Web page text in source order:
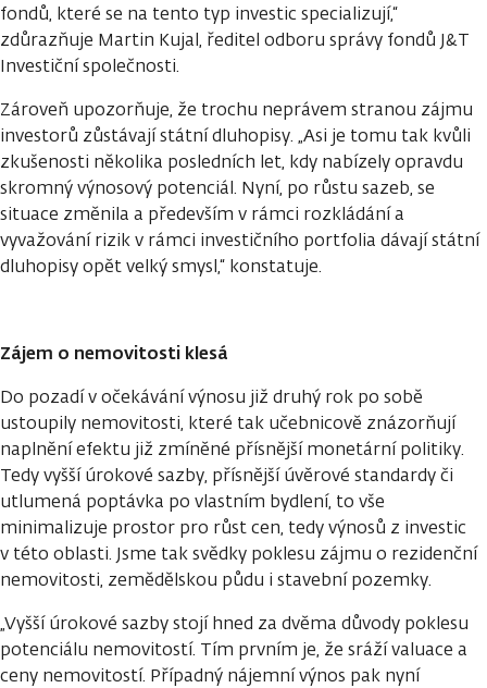
fondů, které se na tento typ investic specializují,“
zdůrazňuje Martin Kujal, ředitel odboru správy fondů J&T
Investiční společnosti.
Zároveň upozorňuje, že trochu neprávem stranou zájmu
investorů zůstávají státní dluhopisy. „Asi je tomu tak kvůli
zkušenosti několika posledních let, kdy nabízely opravdu
skromný výnosový potenciál. Nyní, po růstu sazeb, se
situace změnila a především v rámci rozkládání a
vyvažování rizik v rámci investičního portfolia dávají státní
dluhopisy opět velký smysl,“ konstatuje.
Zájem o nemovitosti klesá
Do pozadí v očekávání výnosu již druhý rok po sobě
ustoupily nemovitosti, které tak učebnicově znázorňují
naplnění efektu již zmíněné přísnější monetární politiky.
Tedy vyšší úrokové sazby, přísnější úvěrové standardy či
utlumená poptávka po vlastním bydlení, to vše
minimalizuje prostor pro růst cen, tedy výnosů z investic
v této oblasti. Jsme tak svědky poklesu zájmu o rezidenční
nemovitosti, zemědělskou půdu i stavební pozemky.
„Vyšší úrokové sazby stojí hned za dvěma důvody poklesu
potenciálu nemovitostí. Tím prvním je, že sráží valuace a
ceny nemovitostí. Případný nájemní výnos pak nyní